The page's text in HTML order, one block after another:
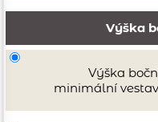
Výška
Výška
minimální